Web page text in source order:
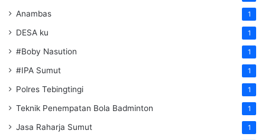
Anambas 1
DESA ku 1
#Boby Nasution 1
#IPA Sumut 1
Polres Tebingtingi 1
Teknik Penempatan Bola Badminton 1
Jasa Raharja Sumut 1